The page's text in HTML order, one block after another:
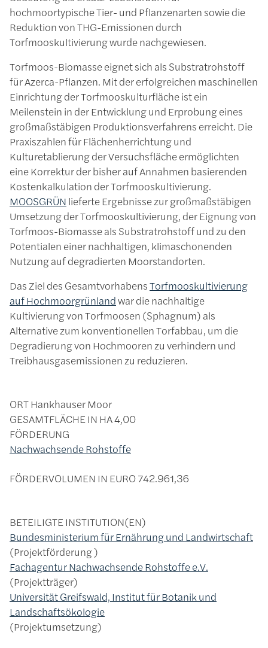
hochmoortypische Tier- und Pflanzenarten sowie die
Reduktion von THG-Emissionen durch
Torfmooskultivierung wurde nachgewiesen.
Torfmoos-Biomasse eignet sich als Substratrohstoff
für Azerca-Pflanzen. Mit der erfolgreichen maschinellen
Einrichtung der Torfmooskulturfläche ist ein
Meilenstein in der Entwicklung und Erprobung eines
großmaßstäbigen Produktionsverfahrens erreicht. Die
Praxiszahlen für Flächenherrichtung und
Kulturetablierung der Versuchsfläche ermöglichten
eine Korrektur der bisher auf Annahmen basierenden
Kostenkalkulation der Torfmooskultivierung.
MOOSGRÜN lieferte Ergebnisse zur großmaßstäbigen
Umsetzung der Torfmooskultivierung, der Eignung von
Torfmoos-Biomasse als Substratrohstoff und zu den
Potentialen einer nachhaltigen, klimaschonenden
Nutzung auf degradierten Moorstandorten.
Das Ziel des GesamtvorhabensTorfmooskultivierung
auf Hochmoorgrünlandwar die nachhaltige
Kultivierung von Torfmoosen (Sphagnum) als
Alternative zum konventionellen Torfabbau, um die
Degradierung von Hochmooren zu verhindern und
Treibhausgasemissionen zu reduzieren.
ORTHankhauser Moor
GESAMTFLÄCHE IN HA4,00
FÖRDERUNG
Nachwachsende Rohstoffe
FÖRDERVOLUMEN IN EURO742.961,36
BETEILIGTE INSTITUTION(EN)
Bundesministerium für Ernährung und Landwirtschaft
Projektförderung
Fachagentur Nachwachsende Rohstoffe e.V.
Projektträger
Universität Greifswald, Institut für Botanik und
Landschaftsökologie
Projektumsetzung